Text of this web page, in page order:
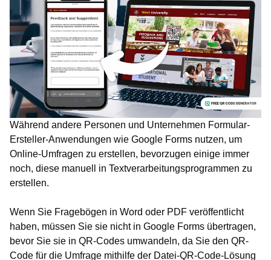
Während andere Personen und Unternehmen Formular-
Ersteller-Anwendungen wie Google Forms nutzen, um
Online-Umfragen zu erstellen, bevorzugen einige immer
noch, diese manuell in Textverarbeitungsprogrammen zu
erstellen.
Wenn Sie Fragebögen in Word oder PDF veröffentlicht
haben, müssen Sie sie nicht in Google Forms übertragen,
bevor Sie sie in QR-Codes umwandeln, da Sie den QR-
Code für die Umfrage mithilfe der Datei-QR-Code-Lösung